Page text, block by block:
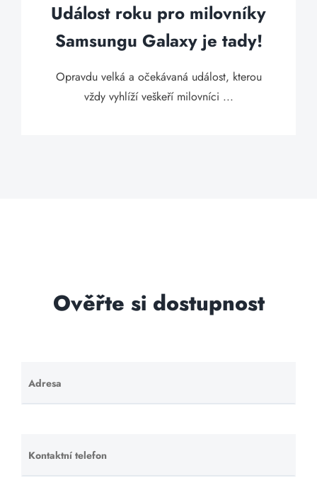
Událost roku pro milovníky
Samsungu Galaxy je tady!
Opravdu velká a očekávaná událost, kterou
vždy vyhlíží veškeří milovníci ...
Ověřte si dostupnost
Adresa
Ponechte
toto pole
Kontaktní telefon
Ponechte
toto pole